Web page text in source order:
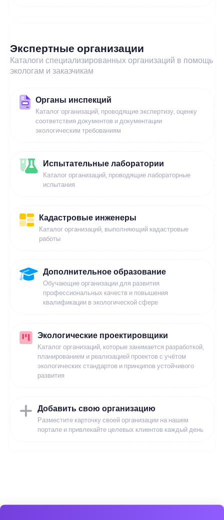
Экспертные организации
Каталоги специализированных организаций в помощь
экологам и заказчикам
Органы инспекций
Каталог организаций, проводящие экспертизу, оценку
соответствия документов и документации
экологическим требованиям
Испытательные лаборатории
Каталог организаций, проводящие лабораторные
испытания
Кадастровые инженеры
Каталог организаций, выполняющий кадастровые
работы
Дополнительное образование
Обучающие организации для развития
профессиональных качеств и повышения
квалификации в экологической сфере
Экологические проектировщики
Каталог организаций, которые занимается разработкой,
планированием и реализацией проектов с учётом
экологических стандартов и принципов устойчивого
развития
Добавить свою организацию
Разместите карточку своей организации на нашем
портале и привлекайте целевых клиентов каждый день